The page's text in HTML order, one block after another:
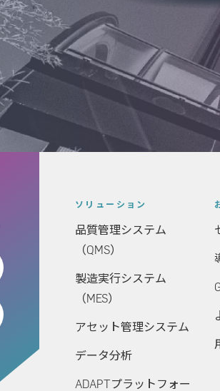
ソリューション
品質管理システム
（QMS）
製造実行システム
（MES）
アセット管理システム
データ分析
ADAPTプラットフォー